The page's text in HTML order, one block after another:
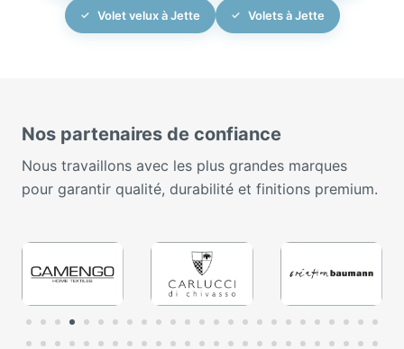
Volet velux à Jette Volets à Jette
Nos partenaires de confiance
Nous travaillons avec les plus grandes marques
pour garantir qualité, durabilité et finitions premium.